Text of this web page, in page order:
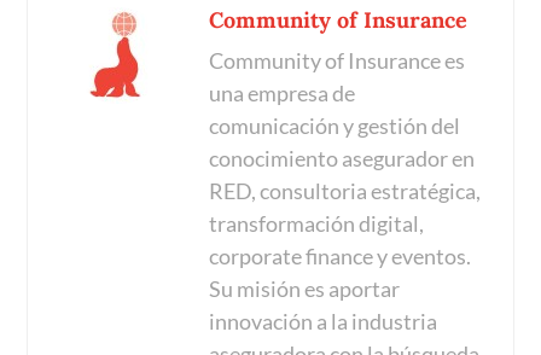
Community of Insurance
Community of Insurance es
una empresa de
comunicación y gestión del
conocimiento asegurador en
RED, consultoria estratégica,
transformación digital,
corporate finance y eventos.
Su misión es aportar
innovación a la industria